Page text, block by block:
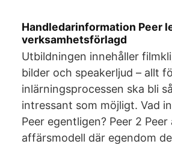
Handledarinformation Peer
verksamhetsförlagd
Utbildningen innehåller
bilder och speakerljud – allt
inlärningsprocessen ska bli
intressant som möjligt. Vad
Peer egentligen? Peer 2 Peer
affärsmodell där egendom